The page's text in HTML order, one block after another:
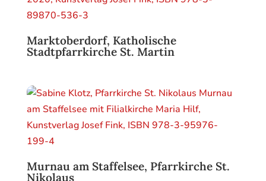
Marktoberdorf, Katholische
Stadtpfarrkirche St. Martin
Murnau am Staffelsee, Pfarrkirche St.
Nikolaus